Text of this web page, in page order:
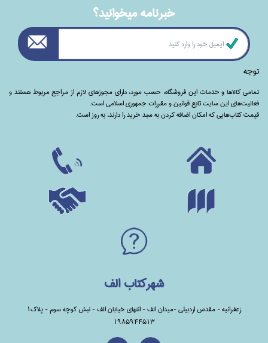
خبرنامه ميخوانيد؟
توجه
تمامی‌ کالاها و خدمات این فروشگاه، حسب مورد،‌ دارای مجوزهای لازم از مراجع مربوط هستند ‌و‌‌
فعالیت‌های این سایت تابع قوانین و مقررات جمهوری اسلامی است.
قیمت کتاب‌هایی که امکان اضافه کردن به سبد خرید را دارند،‌ به روز است.
شهرکتاب الف
زعفرانیه - مقدس اردبیلی -میدان الف - انتهای خیابان الف - نبش کوچه سوم - پلاک1
1985944513